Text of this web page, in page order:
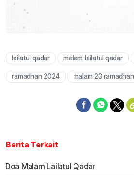
lailatul qadar malam lailatul qadar
ramadhan 2024 malam 23 ramadhan
Berita Terkait
Doa Malam Lailatul Qadar